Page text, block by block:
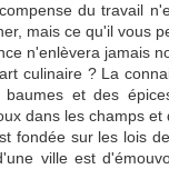
du travail
mais ce qu'il vous
n'enlèvera jamais
culinaire ? La
baumes et des
dans les champs et
fondée sur les lois
ville est